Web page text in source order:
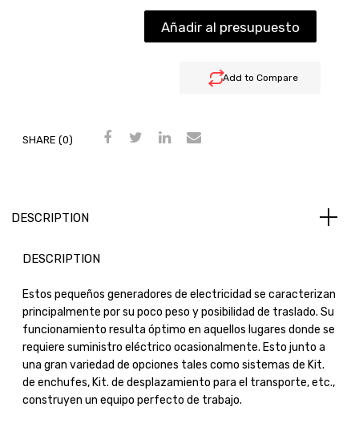
Add to Compare
Añadir al presupuesto
SHARE (0)
DESCRIPTION
DESCRIPTION
Estos pequeños generadores de electricidad se caracterizan
principalmente por su poco peso y posibilidad de traslado. Su
funcionamiento resulta óptimo en aquellos lugares donde se
requiere suministro eléctrico ocasionalmente. Esto junto a
una gran variedad de opciones tales como sistemas de Kit.
de enchufes, Kit. de desplazamiento para el transporte, etc.,
construyen un equipo perfecto de trabajo.